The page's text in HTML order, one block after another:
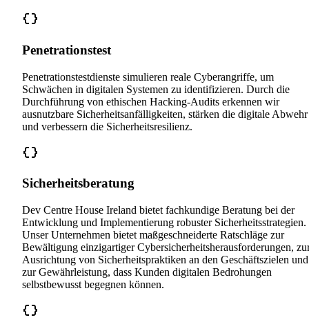
Penetrationstest
Penetrationstestdienste simulieren reale Cyberangriffe, um
Schwächen in digitalen Systemen zu identifizieren. Durch die
Durchführung von ethischen Hacking-Audits erkennen wir
ausnutzbare Sicherheitsanfälligkeiten, stärken die digitale Abwehr
und verbessern die Sicherheitsresilienz.
Sicherheitsberatung
Dev Centre House Ireland bietet fachkundige Beratung bei der
Entwicklung und Implementierung robuster Sicherheitsstrategien.
Unser Unternehmen bietet maßgeschneiderte Ratschläge zur
Bewältigung einzigartiger Cybersicherheitsherausforderungen,
Ausrichtung von Sicherheitspraktiken an den Geschäftszielen und
zur Gewährleistung, dass Kunden digitalen Bedrohungen
selbstbewusst begegnen können.